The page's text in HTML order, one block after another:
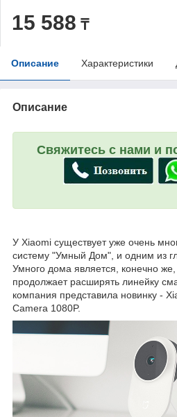
15 588 ₸
Описание Характеристики
Описание
Свяжитесь с нами и
У Xiaomi существует уже очень
систему "Умный Дом", и одним из
Умного дома является, конечно
продолжает расширять линейку
компания представила новинку -
Camera 1080P.